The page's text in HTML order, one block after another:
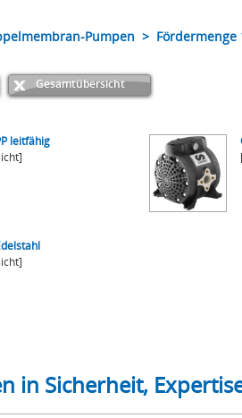
Pumpen > Fördermenge
Gesamtübersicht
leitfähig
in Sicherheit,